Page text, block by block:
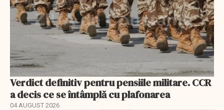
Verdict definitiv pentru pensiile militare. CCR
a decis ce se întâmplă cu plafonarea
04 AUGUST 2026